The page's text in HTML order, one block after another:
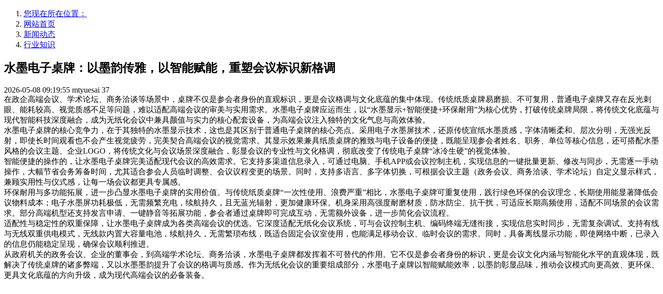
您现在所在位置：
网站首页
新闻动态
行业知识
水墨电子桌牌：以墨韵传雅，以智能赋能，重塑会议标识新格调
2026-05-08 09:19:55 mtyuesai 37
在政企高端会议、学术论坛、商务洽谈等场景中，桌牌不仅是参会者身份的直观标识，更是会议格调与文化底蕴的集中体现。传统纸质桌牌易磨损、不可复用，普通电子桌牌又存在反光刺
眼、能耗较高、视觉质感不足等问题，难以适配高端会议的审美与实用需求。水墨电子桌牌应运而生，以“水墨显示+智能便捷+环保耐用”为核心优势，打破传统桌牌局限，将传统文化底蕴与
现代智能科技深度融合，成为无纸化会议中兼具颜值与实力的核心配套设备，为高端会议注入独特的文化气息与高效体验。
水墨电子桌牌的核心竞争力，在于其独特的水墨显示技术，这也是其区别于普通电子桌牌的核心亮点。采用电子水墨屏技术，还原传统宣纸水墨质感，字体清晰柔和、层次分明，无强光反
射，即使长时间观看也不会产生视觉疲劳，完美契合高端会议的视觉需求。其显示效果兼具纸质桌牌的雅致与电子设备的便捷，既能呈现参会者姓名、职务、单位等核心信息，还可搭配水墨
风格的会议主题、企业LOGO，将传统文化与会议场景深度融合，彰显会议的专业性与文化格调，彻底改变了传统电子桌牌“冰冷生硬”的视觉体验。
智能便捷的操作的，让水墨电子桌牌完美适配现代会议的高效需求。它支持多渠道信息录入，可通过电脑、手机APP或会议控制主机，实现信息的一键批量更新、修改与同步，无需逐一手动
操作，大幅节省会务筹备时间，尤其适合参会人员临时调整、会议议程变更的场景。同时，支持多语言、多字体切换，可根据会议主题（政务会议、商务洽谈、学术论坛）自定义显示样式，
兼顾实用性与仪式感，让每一场会议都更具专属感。
环保耐用与多功能拓展，进一步凸显水墨电子桌牌的实用价值。与传统纸质桌牌“一次性使用、浪费严重”相比，水墨电子桌牌可重复使用，践行绿色环保的会议理念，长期使用能显著降低会
议物料成本；电子水墨屏功耗极低，无需频繁充电，续航持久，且无蓝光辐射，更加健康环保。机身采用高强度耐磨材质，防水防尘、抗干扰，可适应长期高频使用，适配不同场景的会议需
求。部分高端机型还支持发言申请、一键静音等拓展功能，参会者通过桌牌即可完成互动，无需额外设备，进一步简化会议流程。
适配性与稳定性的双重保障，让水墨电子桌牌成为各类高端会议的优选。它深度适配无纸化会议系统，可与会议控制主机、编码终端无缝衔接，实现信息实时同步，无需复杂调试。支持有线
与无线双重供电模式，无线款内置大容量电池，续航持久，无需繁琐布线，既适合固定会议室使用，也能满足移动会议、临时会议的需求。同时，具备离线显示功能，即使网络中断，已录入
的信息仍能稳定呈现，确保会议顺利推进。
从政府机关的政务会议、企业的董事会，到高端学术论坛、商务洽谈，水墨电子桌牌都发挥着不可替代的作用。它不仅是参会者身份的标识，更是会议文化内涵与智能化水平的直观体现，既
解决了传统桌牌的诸多弊端，又以水墨墨韵提升了会议的格调与质感。作为无纸化会议的重要组成部分，水墨电子桌牌以智能赋能效率，以墨韵彰显品味，推动会议模式向更高效、更环保、
更具文化底蕴的方向升级，成为现代高端会议的必备装备。